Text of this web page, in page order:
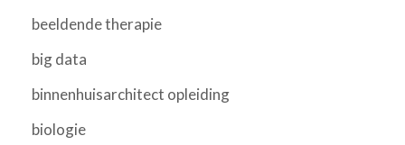
beeldende therapie
big data
binnenhuisarchitect opleiding
biologie